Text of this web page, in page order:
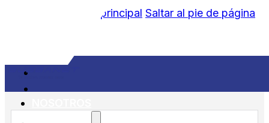
Saltar al contenido principal Saltar al pie de página